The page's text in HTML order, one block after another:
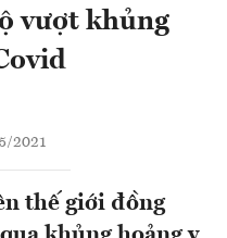
vượt khủng
2021
thế giới đồng